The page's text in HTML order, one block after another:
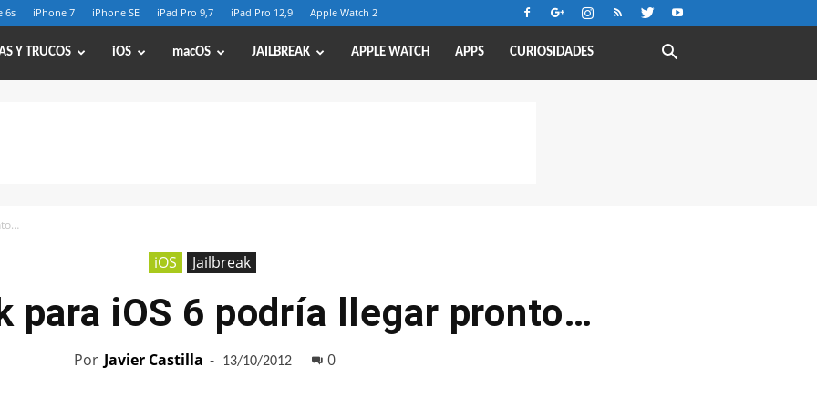
6s iPhone 7 iPhone SE iPad Pro 9,7 iPad Pro 12,9 Apple Watch 2
Y TRUCOS iOS macOS JAILBREAK APPLE WATCH APPS CURIOSIDADES
iOS Jailbreak
para iOS 6 podría llegar pronto…
Por Javier Castilla - 13/10/2012 0